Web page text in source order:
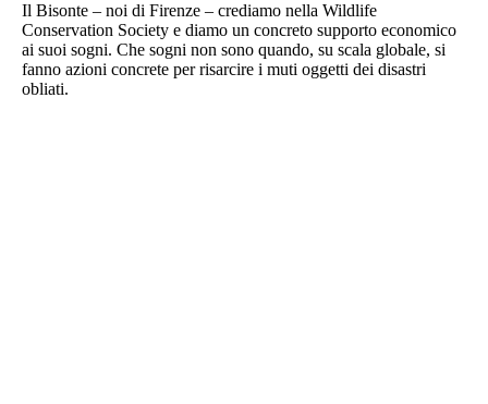
Il Bisonte – noi di Firenze – crediamo nella Wildlife
Conservation Society e diamo un concreto supporto economico
ai suoi sogni. Che sogni non sono quando, su scala globale, si
fanno azioni concrete per risarcire i muti oggetti dei disastri
obliati.